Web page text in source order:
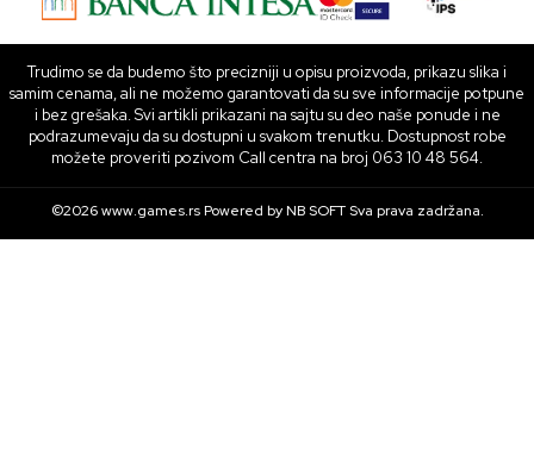
Trudimo se da budemo što precizniji u opisu proizvoda, prikazu slika i
samim cenama, ali ne možemo garantovati da su sve informacije potpune
i bez grešaka. Svi artikli prikazani na sajtu su deo naše ponude i ne
podrazumevaju da su dostupni u svakom trenutku. Dostupnost robe
možete proveriti pozivom Call centra na broj 063 10 48 564.
©2026www.games.rs Powered byNB SOFTSva prava zadržana.